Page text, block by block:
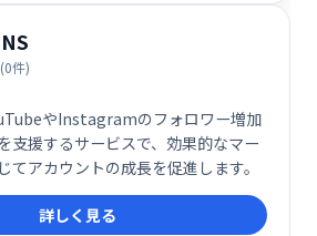
(0件)
やInstagramのフォロワー増加
支援するサービスで、効果的なマー
てアカウントの成長を促進します。
詳しく見る